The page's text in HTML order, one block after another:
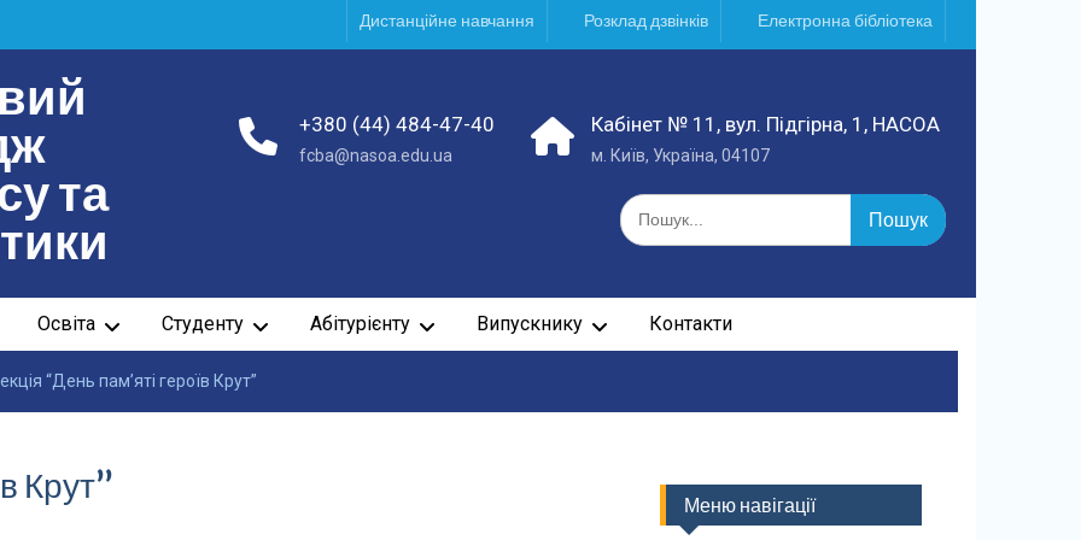
Дистанційне навчання Розклад дзвінків Електронна бібліотека
та
+380 (44) 484-47-40
fcba@nasoa.edu.ua
Кабінет № 11, вул. Підгірна, 1, НАСОА
м. Київ, Україна, 04107
Шукати:
Освіта Студенту Абітурієнту Випускнику Контакти
“День пам’яті героїв Крут”
Крут” Меню навігації